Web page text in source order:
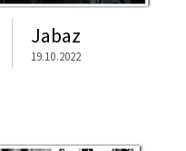
Jabaz
19.10.2022